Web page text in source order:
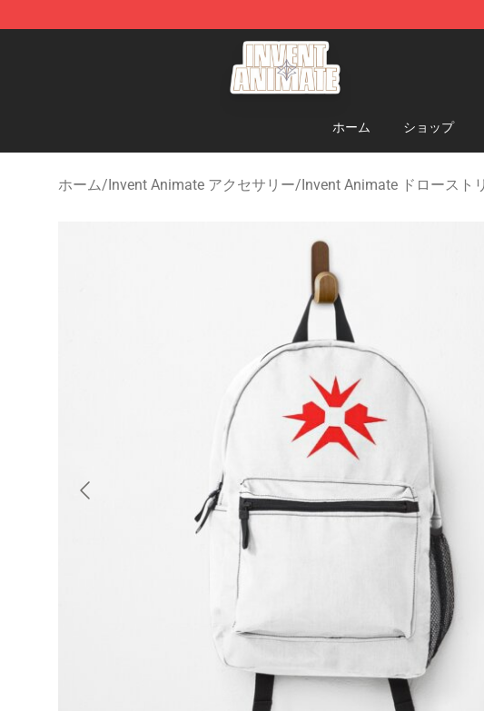
Invent Animate Shop - Official Invent Animate Merchandise Store
ホーム ショップ
ホーム/Invent Animate アクセサリー/Invent Animate ドロースト